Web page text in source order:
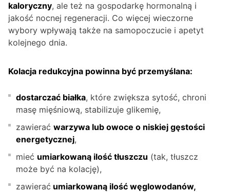
kaloryczny, ale też na gospodarkę hormonalną i
jakość nocnej regeneracji. Co więcej wieczorne
wybory wpływają także na samopoczucie i apetyt
kolejnego dnia.
Kolacja redukcyjna powinna być przemyślana:
dostarczać białka, które zwiększa sytość, chroni
masę mięśniową, stabilizuje glikemię,
zawierać warzywa lub owoce o niskiej gęstości
energetycznej,
mieć umiarkowaną ilość tłuszczu (tak, tłuszcz
może być na kolację),
zawierać umiarkowaną ilość węglowodanów,